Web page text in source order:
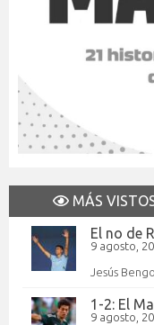
MÁS
El no de
9 agosto,
Jesús
1-2: El
9 agosto,